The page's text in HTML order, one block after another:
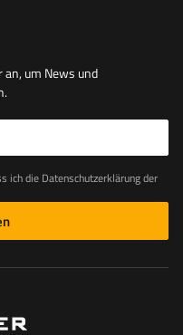
um News und
der Website zur Kenntnis genommen habe